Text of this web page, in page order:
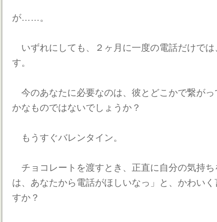
が……。
いずれにしても、２ヶ月に一度の電話だけで
す。
今のあなたに必要なのは、彼とどこかで繋が
かなものではないでしょうか？
もうすぐバレンタイン。
チョコレートを渡すとき、正直に自分の気持
は、あなたから電話がほしいなっ」と、かわい
すか？